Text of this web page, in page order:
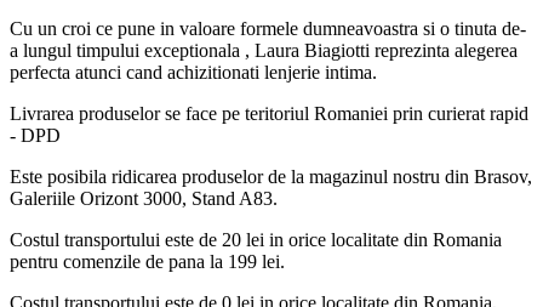
Cu un croi ce pune in valoare formele dumneavoastra si o tinuta de-
a lungul timpului exceptionala , Laura Biagiotti reprezinta alegerea
perfecta atunci cand achizitionati lenjerie intima.
Livrarea produselor se face pe teritoriul Romaniei prin curierat rapid
- DPD
Este posibila ridicarea produselor de la magazinul nostru din Brasov,
Galeriile Orizont 3000, Stand A83.
Costul transportului este de 20 lei in orice localitate din Romania
pentru comenzile de pana la 199 lei.